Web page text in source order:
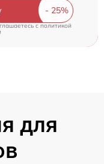
cполитикой
для